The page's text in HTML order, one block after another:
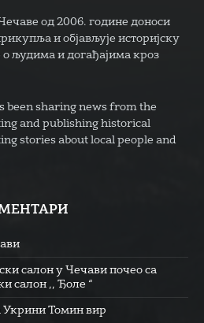
од 2006. године доноси
и објављује историјску
људима и догађајима кроз
been sharing news from the
and publishing historical
stories about local people and
салон у Чечави почео са
салон ,, Ђоле “
Укрини Томин вир